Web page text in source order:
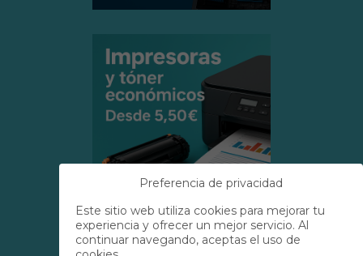
Preferencia de privacidad
Este sitio web utiliza cookies para mejorar tu
experiencia y ofrecer un mejor servicio. Al
continuar navegando, aceptas el uso de